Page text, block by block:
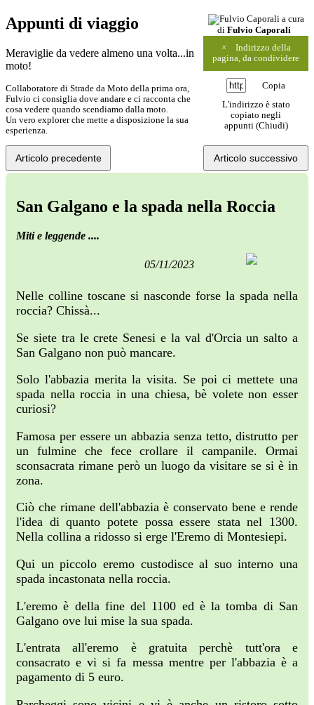
a cura
di Fulvio Caporali
×
Indirizzo della
pagina, da condividere
Copia
L'indirizzo è stato
copiato negli
appunti (Chiudi)
Appunti di viaggio
Meraviglie da vedere almeno una volta...in
moto!
Collaboratore di Strade da Moto della prima ora,
Fulvio ci consiglia dove andare e ci racconta che
cosa vedere quando scendiamo dalla moto.
Un vero explorer che mette a disposizione la sua
esperienza.
Articolo precedente Articolo successivo
San Galgano e la spada nella Roccia
Miti e leggende ....
05/11/2023
Nelle colline toscane si nasconde forse la spada nella
roccia? Chissà...
Se siete tra le crete Senesi e la val d'Orcia un salto a
San Galgano non può mancare.
Solo l'abbazia merita la visita. Se poi ci mettete una
spada nella roccia in una chiesa, bè volete non esser
curiosi?
Famosa per essere un abbazia senza tetto, distrutto per
un fulmine che fece crollare il campanile. Ormai
sconsacrata rimane però un luogo da visitare se si è in
zona.
Ciò che rimane dell'abbazia è conservato bene e rende
l'idea di quanto potete possa essere stata nel 1300.
Nella collina a ridosso si erge l'Eremo di Montesiepi.
Qui un piccolo eremo custodisce al suo interno una
spada incastonata nella roccia.
L'eremo è della fine del 1100 ed è la tomba di San
Galgano ove lui mise la sua spada.
L'entrata all'eremo è gratuita perchè tutt'ora e
consacrato e vi si fa messa mentre per l'abbazia è a
pagamento di 5 euro.